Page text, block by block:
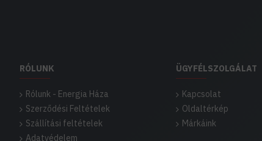
RÓLUNK
Rólunk - Energia Háza
Szerződési Feltételek
Szállítási feltételek
Adatvédelem
ÜGYFÉLSZOLGÁLAT
Kapcsolat
Oldaltérkép
Márkáink